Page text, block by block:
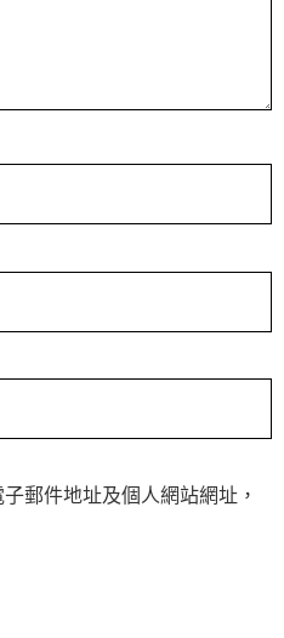
郵件地址及個人網站網址，